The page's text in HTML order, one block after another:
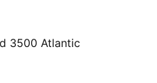
3500 Atlantic